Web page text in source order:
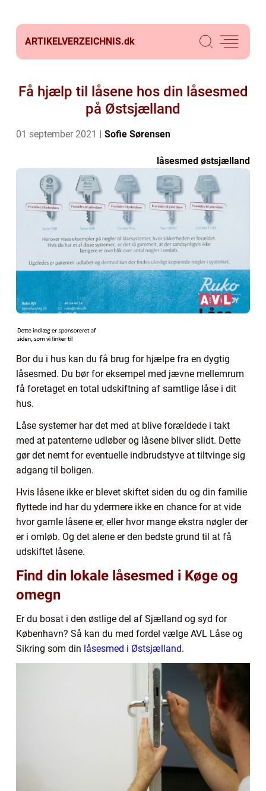
ARTIKELVERZEICHNIS.dk
Få hjælp til låsene hos din låsesmed
på Østsjælland
01 september 2021 Sofie Sørensen
låsesmed østsjælland
Bor du i hus kan du få brug for hjælpe fra en dygtig
låsesmed. Du bør for eksempel med jævne mellemrum
få foretaget en total udskiftning af samtlige låse i dit
hus.
Låse systemer har det med at blive forældede i takt
med at patenterne udløber og låsene bliver slidt. Dette
gør det nemt for eventuelle indbrudstyve at tiltvinge sig
adgang til boligen.
Hvis låsene ikke er blevet skiftet siden du og din familie
flyttede ind har du ydermere ikke en chance for at vide
hvor gamle låsene er, eller hvor mange ekstra nøgler der
er i omløb. Og det alene er den bedste grund til at få
udskiftet låsene.
Find din lokale låsesmed i Køge og
omegn
Er du bosat i den østlige del af Sjælland og syd for
København? Så kan du med fordel vælge AVL Låse og
Sikring som din låsesmed i Østsjælland.